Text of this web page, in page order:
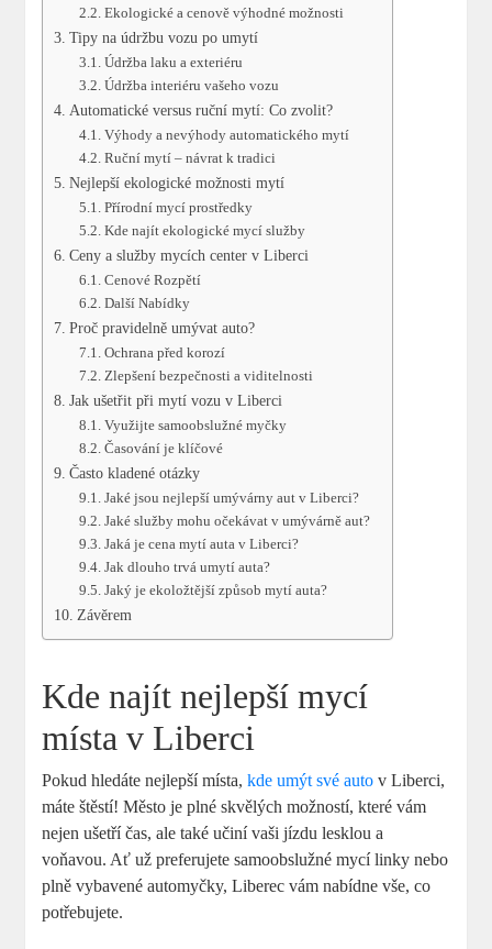
Ekologické a cenově výhodné možnosti
Tipy na údržbu vozu po umytí
Údržba laku a exteriéru
Údržba interiéru vašeho vozu
Automatické versus ruční mytí: Co zvolit?
Výhody a nevýhody automatického mytí
Ruční mytí – návrat k tradici
Nejlepší ekologické možnosti mytí
Přírodní mycí prostředky
Kde najít ekologické mycí služby
Ceny a služby mycích center v Liberci
Cenové Rozpětí
Další Nabídky
Proč pravidelně umývat auto?
Ochrana před korozí
Zlepšení bezpečnosti a viditelnosti
Jak ušetřit při mytí vozu v Liberci
Využijte samoobslužné myčky
Časování je klíčové
Často kladené otázky
Jaké jsou nejlepší umývárny aut v Liberci?
Jaké služby mohu očekávat v umývárně aut?
Jaká je cena mytí auta v Liberci?
Jak dlouho trvá umytí auta?
Jaký je ekoložtější způsob mytí auta?
Závěrem
Kde najít nejlepší mycí
místa v Liberci
Pokud hledáte nejlepší místa,kde umýt své auto v Liberci,
máte štěstí! Město je plné skvělých možností, které vám
nejen ušetří čas, ale také učiní vaši jízdu lesklou a
voňavou. Ať už preferujete samoobslužné mycí linky nebo
plně vybavené automyčky, Liberec vám nabídne vše, co
potřebujete.